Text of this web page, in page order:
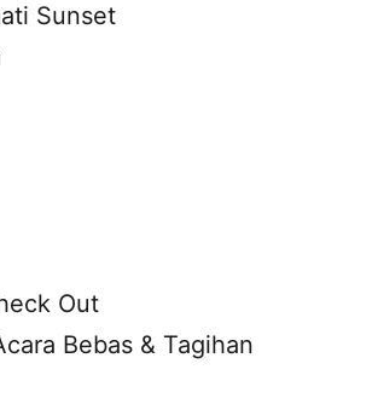
Sunset
Out
Bebas & Tagihan